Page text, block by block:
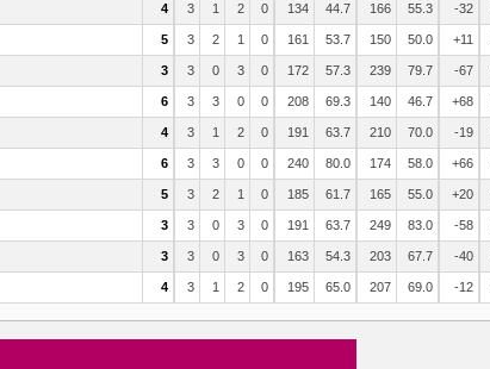
4 3 1 2 0 134 44.7 166 55.3 -32
5 3 2 1 0 161 53.7 150 50.0 +11
3 3 0 3 0 172 57.3 239 79.7 -67
6 3 3 0 0 208 69.3 140 46.7 +68
4 3 1 2 0 191 63.7 210 70.0 -19
6 3 3 0 0 240 80.0 174 58.0 +66
5 3 2 1 0 185 61.7 165 55.0 +20
3 3 0 3 0 191 63.7 249 83.0 -58
3 3 0 3 0 163 54.3 203 67.7 -40
4 3 1 2 0 195 65.0 207 69.0 -12